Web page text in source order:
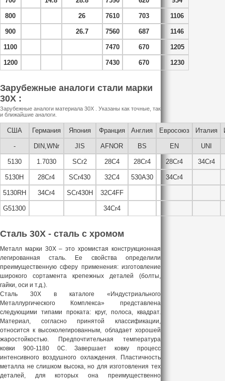
800 26 7610 703 1106
900 26.7 7560 687 1146
1100 7470 670 1205
1200 7430 670 1230
Зарубежные аналоги стали марки
30Х :
Зарубежные аналоги материала 30Х . Указаны как точные, так
и ближайшие аналоги.
США Германия Япония Франция Англия Евросоюз Италия
- DIN,WNr JIS AFNOR BS EN UNI
5130 1.7030 SCr2 28C4 28Cr4 28Cr4 34Cr4
5130H 28Cr4 SCr430 32C4 530A30 34Cr4
5130RH 34Cr4 SCr430H 32C4FF
G51300 34Cr4
Сталь 30Х - сталь с хромом
Металл марки 30Х – это хромистая конструкционная
легированная сталь. Ее свойства определили
преимущественную сферу применения: изготовление
широкого сортамента крепежных деталей (болты,
гайки, оси и т.д.).
Сталь 30Х в каталоге «Индустриального
Металлургического Комплекса» представлена
следующими типами проката: круг, полоса, квадрат.
Материал, согласно принятой классификации,
относится к высоколегированным, обладает хорошей
жаростойкостью. Предпочтительная температура
ковки 900-1180 0С. Завершает ковку процесс
интенсивного воздушного охлаждения. Пластичность
металла не слишком высока, но для изготовления тех
деталей, для которых она преимущественно